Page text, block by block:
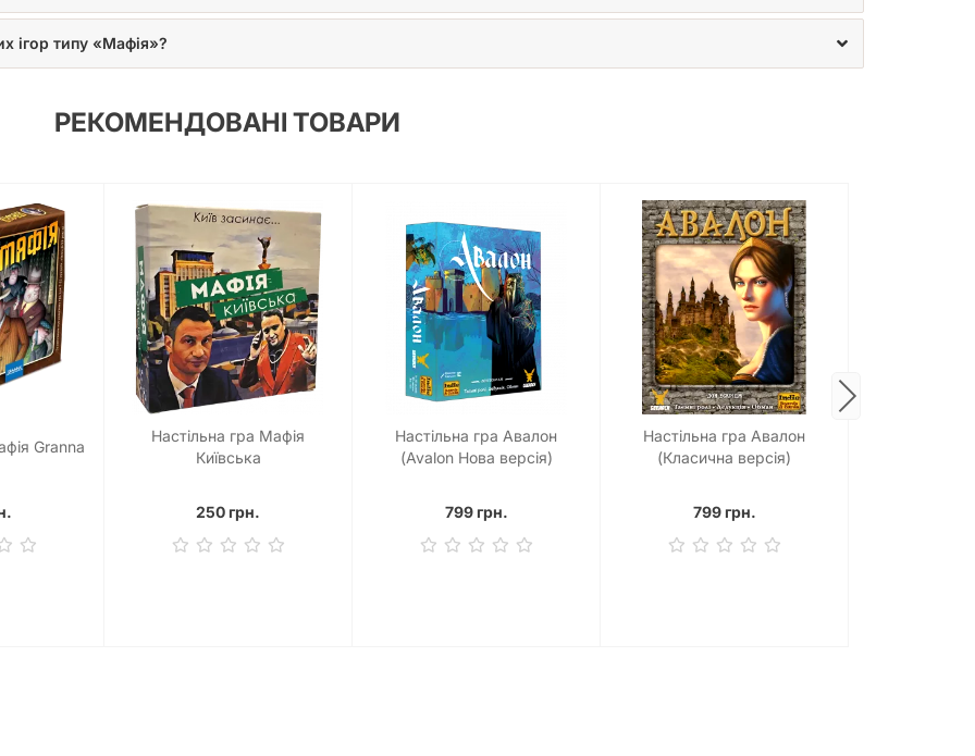
ігор типу «Мафія»?
РЕКОМЕНДОВАНІ ТОВАРИ
Granna
Настільна гра Мафія
Київська
250 грн.
Настільна гра Авалон
(Avalon Нова версія)
799 грн.
Настільна гра Авалон
(Класична версія)
799 грн.